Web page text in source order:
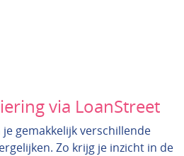
via LoanStreet
gemakkelijk verschillende
Zo krijg je inzicht in de